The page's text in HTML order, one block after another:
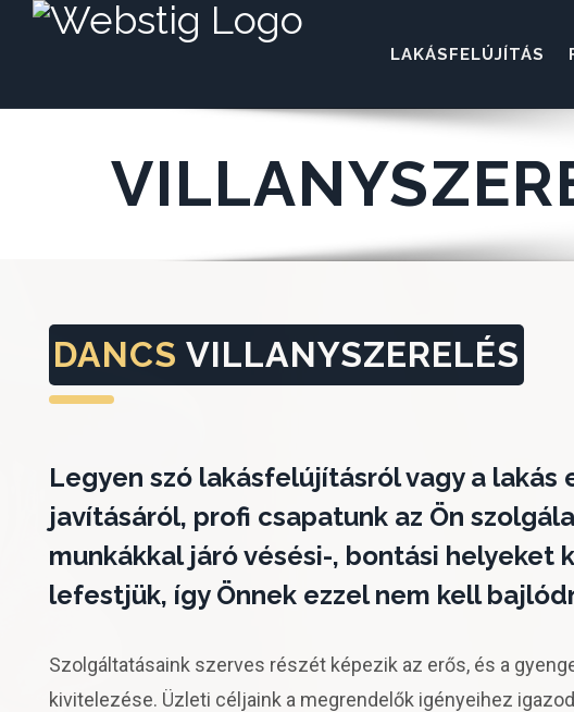
LAKÁSFELÚJÍTÁS
DANCS VILLANYSZERELÉS
Legyen szó lakásfelújításról vagy a
javításáról, profi csapatunk az Ön
munkákkal járó vésési-, bontási helyeket
lefestjük, így Önnek ezzel nem kell
Szolgáltatásaink szerves részét képezik az erős, és a
kivitelezése. Üzleti céljaink a megrendelők igényeihez